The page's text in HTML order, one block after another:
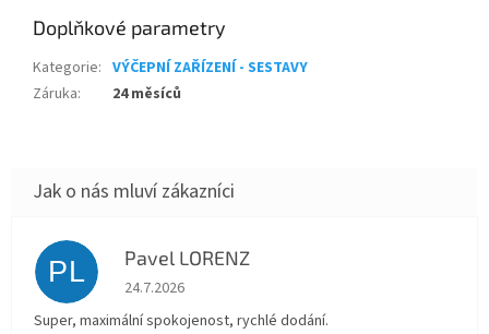
Doplňkové parametry
Kategorie: VÝČEPNÍ ZAŘÍZENÍ - SESTAVY
Záruka: 24 měsíců
PL Pavel LORENZ
Hodnocení obchodu je 5 z 5 hvězdiček.
24.7.2026
Super, maximální spokojenost, rychlé dodání.